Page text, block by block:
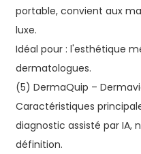
portable, convient aux
luxe.
Idéal pour : l'esthétique
dermatologues.
(5) DermaQuip –
Caractéristiques
diagnostic assisté par IA,
définition.